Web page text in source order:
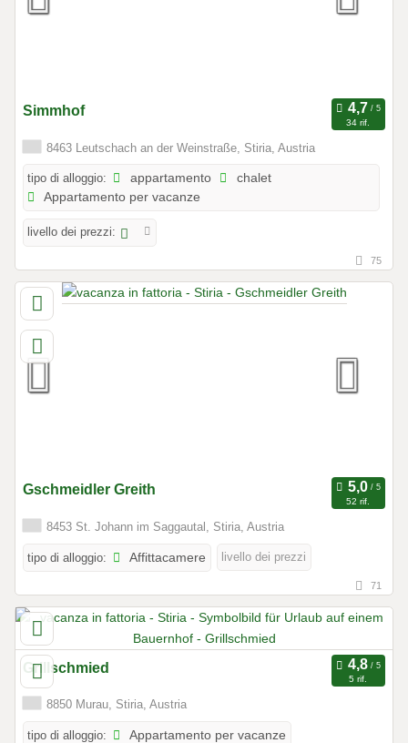
Simmhof
34 rif.
8463 Leutschach an der Weinstraße, Stiria, Austria
tipo di alloggio: appartamento
chalet
Appartamento per vacanze
livello dei prezzi:
75
Gschmeidler Greith
52 rif.
8453 St. Johann im Saggautal, Stiria, Austria
tipo di alloggio: Affittacamere livello dei prezzi
71
Grillschmied
5 rif.
8850 Murau, Stiria, Austria
tipo di alloggio: Appartamento per vacanze